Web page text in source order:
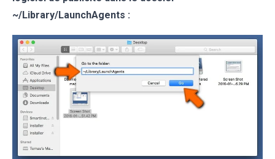
~/Library/LaunchAgents :